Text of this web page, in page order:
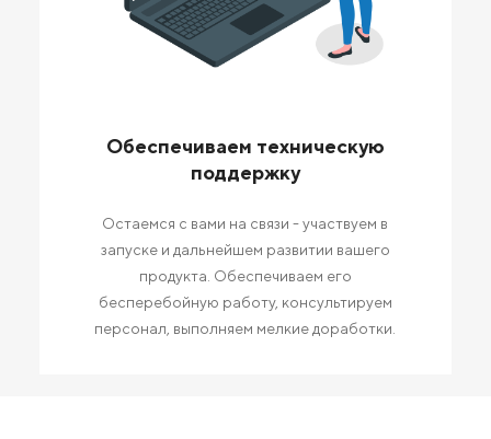
Обеспечиваем техническую
поддержку
Остаемся с вами на связи - участвуем в
запуске и дальнейшем развитии вашего
продукта. Обеспечиваем его
бесперебойную работу, консультируем
персонал, выполняем мелкие доработки.